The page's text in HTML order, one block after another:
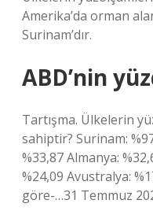
Amerika’da orman
Surinam’dır.
ABD’nin
Tartışma. Ülkelerin
sahiptir? Surinam:
%33,87 Almanya:
%24,09 Avustralya:
göre-…31 Temmuz